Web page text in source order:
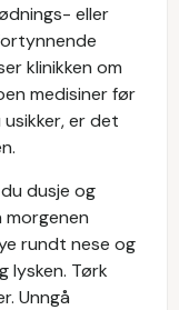
eller
klinikken om
medisiner før
er det
dusje og
morgenen
rundt nese og
lysken. Tørk
Unngå